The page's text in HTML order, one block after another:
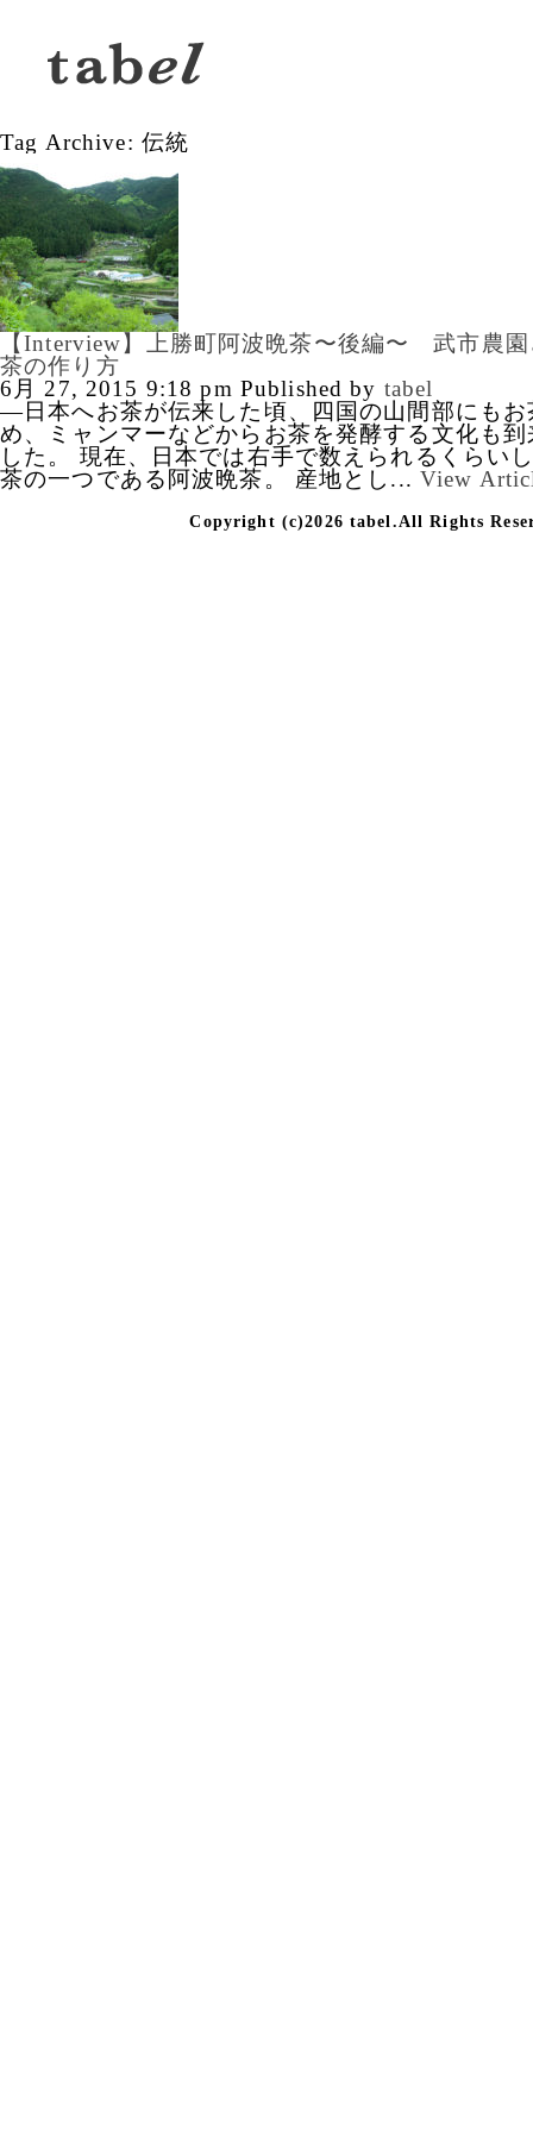
Tag Archive: 伝統
【Interview】上勝町阿波晩茶〜後編〜 武市農
茶の作り方
6月 27, 2015 9:18 pm Published by tabel
—日本へお茶が伝来した頃、四国の山間部にもお
め、ミャンマーなどからお茶を発酵する文化も
した。 現在、日本では右手で数えられるくらい
茶の一つである阿波晩茶。 産地とし... View
Copyright (c)2026 tabel.All Rights